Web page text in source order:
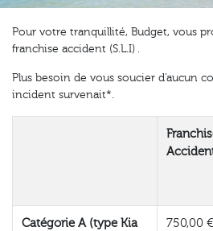
Pour votre tranquillité, Budget, vous
franchise accident (S.L.I) .
Plus besoin de vous soucier d'aucun
incident survenait*.
Catégorie A (type Kia
750,00 €